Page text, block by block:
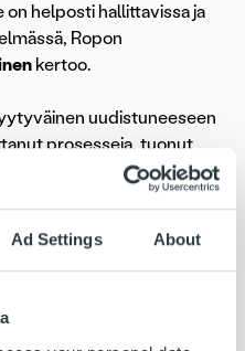
Ad Settings About
helposti hallittavissa ja
Ropon
kertoo.
uudistuneeseen
prosesseja, tuonut
aikaa
yksityisten kuntalaisten
niin sillä on oikeasti